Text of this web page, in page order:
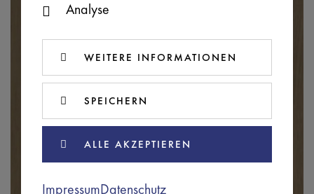
Analyse
WEITERE INFORMATIONEN
SPEICHERN
ALLE AKZEPTIEREN
ImpressumDatenschutz